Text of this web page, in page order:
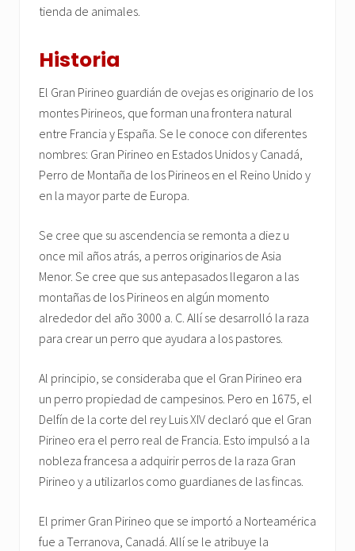
tienda de animales.
Historia
El Gran Pirineo guardián de ovejas es originario de los
montes Pirineos, que forman una frontera natural
entre Francia y España. Se le conoce con diferentes
nombres: Gran Pirineo en Estados Unidos y Canadá,
Perro de Montaña de los Pirineos en el Reino Unido y
en la mayor parte de Europa.
Se cree que su ascendencia se remonta a diez u
once mil años atrás, a perros originarios de Asia
Menor. Se cree que sus antepasados llegaron a las
montañas de los Pirineos en algún momento
alrededor del año 3000 a. C. Allí se desarrolló la raza
para crear un perro que ayudara a los pastores.
Al principio, se consideraba que el Gran Pirineo era
un perro propiedad de campesinos. Pero en 1675, el
Delfín de la corte del rey Luis XIV declaró que el Gran
Pirineo era el perro real de Francia. Esto impulsó a la
nobleza francesa a adquirir perros de la raza Gran
Pirineo y a utilizarlos como guardianes de las fincas.
El primer Gran Pirineo que se importó a Norteamérica
fue a Terranova, Canadá. Allí se le atribuye la